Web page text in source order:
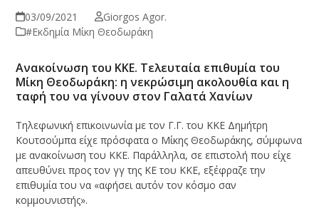
03/09/2021
Giorgos Agor.
#Εκδημία Μίκη Θεοδωράκη
Ανακοίνωση του ΚΚΕ. Τελευταία επιθυμία του
Μίκη Θεοδωράκη: η νεκρώσιμη ακολουθία και η
ταφή του να γίνουν στον Γαλατά Χανίων
Τηλεφωνική επικοινωνία με τον Γ.Γ. του ΚΚΕ Δημήτρη
Κουτσούμπα είχε πρόσφατα ο Μίκης Θεοδωράκης, σύμφωνα
με ανακοίνωση του ΚΚΕ. Παράλληλα, σε επιστολή που είχε
απευθύνει προς τον γγ της ΚΕ του ΚΚΕ, εξέφραζε την
επιθυμία του να «αφήσει αυτόν τον κόσμο σαν
κομμουνιστής».